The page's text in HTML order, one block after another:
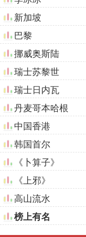
新加坡
巴黎
挪威奥斯陆
瑞士苏黎世
瑞士日内瓦
丹麦哥本哈根
中国香港
韩国首尔
《卜算子》
《上邪》
高山流水
榜上有名